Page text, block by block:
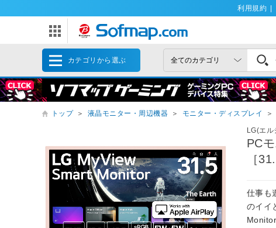
利用規約
カテゴリから選ぶ
トップ ＞ 液晶モニター・周辺機器 ＞ モニター・ディスプレイ ＞
LG(エル
PC
［
仕事も
のイイ